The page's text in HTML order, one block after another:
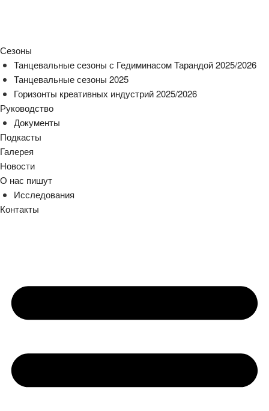
Сезоны
Танцевальные сезоны с Гедиминасом Тарандой 2025/2026
Танцевальные сезоны 2025
Горизонты креативных индустрий 2025/2026
Руководство
Документы
Подкасты
Галерея
Новости
О нас пишут
Исследования
Контакты